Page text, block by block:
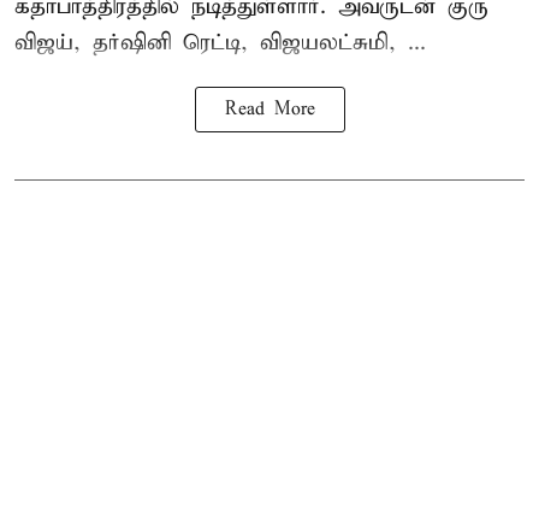
கதாபாத்திரத்தில் நடித்துள்ளார். அவருடன் குரு
விஜய், தர்ஷினி ரெட்டி, விஜயலட்சுமி, ...
Read More